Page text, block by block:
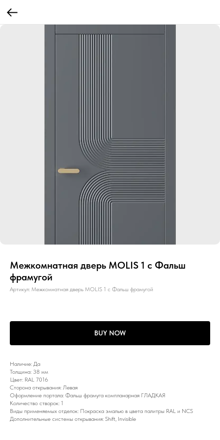
Межкомнатная дверь MOLIS 1 с Фальш
фрамугой
Артикул: Межкомнатная дверь MOLIS 1 с Фальш фрамугой
BUY NOW
Наличие: Да
Толщина: 38 мм
Цвет: RAL 7016
Сторона открывания: Левая
Оформление портала: Фальш фрамуга компланарная ГЛАДКАЯ
Количество створок: 1
Виды применяемых отделок: Покраска эмалью в цвета палитры RAL и NCS
Дополнительные системы открывания: Shift, Invisible